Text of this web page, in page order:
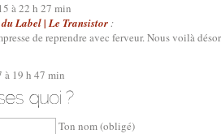
à 22 h 27 min
Label | Le Transistor:
de reprendre avec ferveur. Nous voilà
à 19 h 47 min
Ton nom (obligé)